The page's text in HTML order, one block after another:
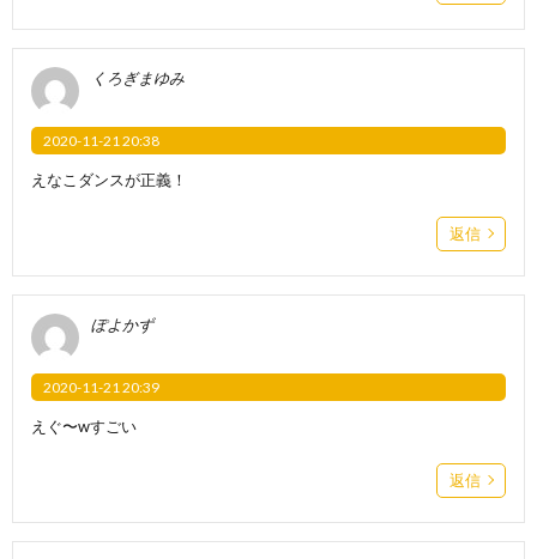
くろぎまゆみ
2020-11-21 20:38
えなこダンスが正義！
返信
ぽよかず
2020-11-21 20:39
えぐ〜wすごい
返信